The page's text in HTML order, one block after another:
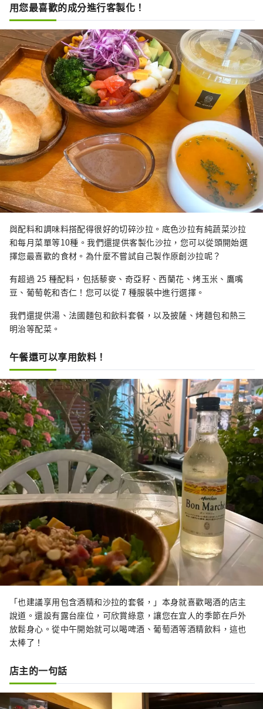
用您最喜歡的成分進行客製化！
與配料和調味料搭配得很好的切碎沙拉。底色沙拉有純蔬菜沙拉
和每月菜單等10種。我們還提供客製化沙拉，您可以從頭開始選
擇您最喜歡的食材。為什麼不嘗試自己製作原創沙拉呢？
有超過 25 種配料，包括藜麥、奇亞籽、西蘭花、烤玉米、鷹嘴
豆、葡萄乾和杏仁！您可以從 7 種服裝中進行選擇。
我們還提供湯、法國麵包和飲料套餐，以及披薩、烤麵包和熱三
明治等配菜。
午餐還可以享用飲料！
「也建議享用包含酒精和沙拉的套餐，」本身就喜歡喝酒的店主
說道。還設有露台座位，可欣賞綠意，讓您在宜人的季節在戶外
放鬆身心。從中午開始就可以喝啤酒、葡萄酒等酒精飲料，這也
太棒了！
店主的一句話